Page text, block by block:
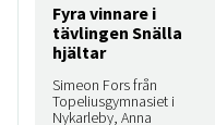
Fyra vinnare i
tävlingen Snälla
hjältar
Simeon Fors från
Topeliusgymnasiet i
Nykarleby, Anna